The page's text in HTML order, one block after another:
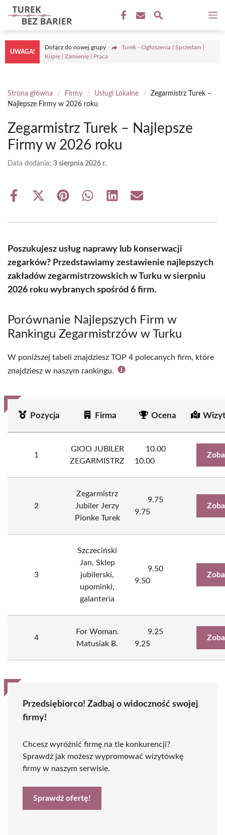
Przejdź
do
treści
UWAGA!
Dołącz do nowej grupy
Turek - Ogłoszenia | Sprzedam |
Kupię | Zamienię | Praca
Strona główna / Firmy / Usługi Lokalne /
Zegarmistrz Turek –
Najlepsze Firmy w 2026 roku
Zegarmistrz Turek – Najlepsze
Firmy w 2026 roku
Data dodania: 3 sierpnia 2026 r.
Share
Share
(Twitter)
Share Share Share Share
Poszukujesz usług naprawy lub konserwacji
zegarków? Przedstawiamy zestawienie najlepszych
zakładów zegarmistrzowskich w Turku w sierpniu
2026 roku wybranych spośród 6 firm.
Porównanie Najlepszych Firm w
Rankingu Zegarmistrzów w Turku
W poniższej tabeli znajdziesz TOP 4 polecanych firm, które
znajdziesz w naszym rankingu.
Pozycja Firma Ocena
1
GIOO JUBILER
ZEGARMISTRZ
10.00
10.00
2
Zegarmistrz
Jubiler Jerzy
Pionke Turek
9.75
9.75
3
Szczeciński
Jan. Sklep
jubilerski,
upominki,
galanteria
9.50
9.50
4
For Woman.
Matusiak B.
9.25
9.25
Przedsiębiorco! Zadbaj o widoczność swojej
firmy!
Chcesz wyróżnić firmę na tle konkurencji?
Sprawdź jak możesz wypromować wizytówkę
firmy w naszym serwisie.
Sprawdź ofertę!